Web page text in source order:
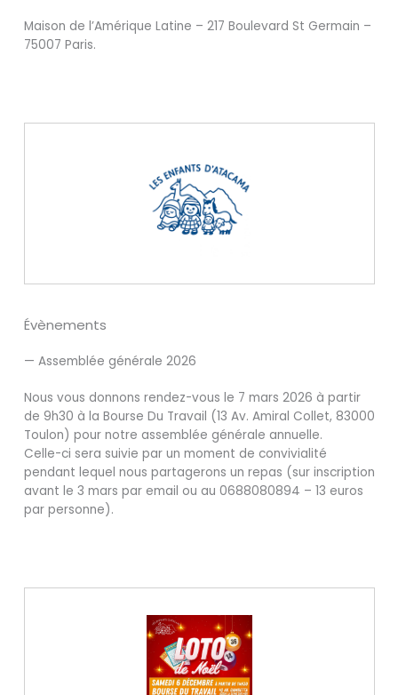
Maison de l’Amérique Latine – 217 Boulevard St Germain –
75007 Paris.
Évènements
— Assemblée générale 2026
Nous vous donnons rendez-vous le 7 mars 2026 à partir
de 9h30 à la Bourse Du Travail (13 Av. Amiral Collet, 83000
Toulon) pour notre assemblée générale annuelle.
Celle-ci sera suivie par un moment de convivialité
pendant lequel nous partagerons un repas (sur inscription
avant le 3 mars par email ou au 0688080894 – 13 euros
par personne).